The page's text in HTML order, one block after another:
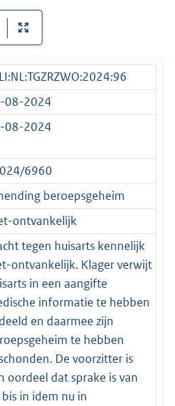
08-2024
08-2024
6960
beroepsgeheim
ontvankelijk
tegen huisarts kennelijk
ontvankelijk. Klager verwijt
in een aangifte
informatie te hebben
en daarmee zijn
te hebben
De voorzitter is
oordeel dat sprake is van
bis in idem nu in